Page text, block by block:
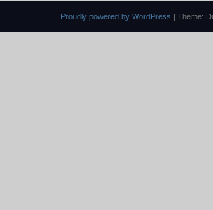
Proudly powered by WordPress | Theme: